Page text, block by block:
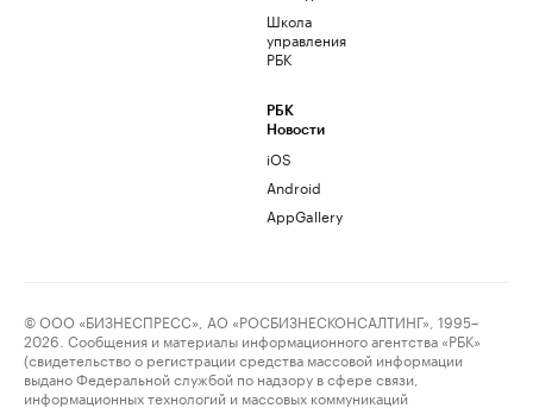
Школа
управления
РБК
РБК
Новости
iOS
Android
AppGallery
© ООО «БИЗНЕСПРЕСС», АО «РОСБИЗНЕСКОНСАЛТИНГ», 1995–
2026. Сообщения и материалы информационного агентства «РБК»
(свидетельство о регистрации средства массовой информации
выдано Федеральной службой по надзору в сфере связи,
информационных технологий и массовых коммуникаций